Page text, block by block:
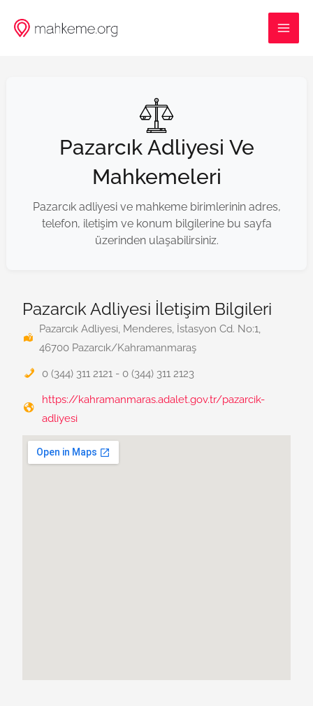
atla
Pazarcık Adliyesi Ve
Mahkemeleri
Pazarcık adliyesi ve mahkeme birimlerinin adres,
telefon, iletişim ve konum bilgilerine bu sayfa
üzerinden ulaşabilirsiniz.
Pazarcık Adliyesi İletişim Bilgileri
Pazarcık Adliyesi, Menderes, İstasyon Cd. No:1,
46700 Pazarcık/Kahramanmaraş
0 (344) 311 2121 - 0 (344) 311 2123
https://kahramanmaras.adalet.gov.tr/pazarcik-
adliyesi